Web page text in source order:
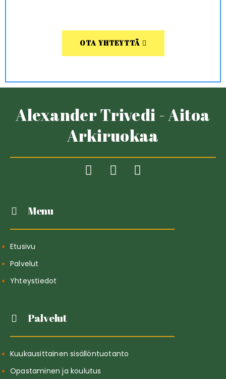
OTA YHTEYTTÄ
Alexander Trivedi - Aitoa
Arkiruokaa
Menu
Etusivu
Palvelut
Yhteystiedot
Palvelut
Kuukausittainen sisällöntuotanto
Opastaminen ja koulutus